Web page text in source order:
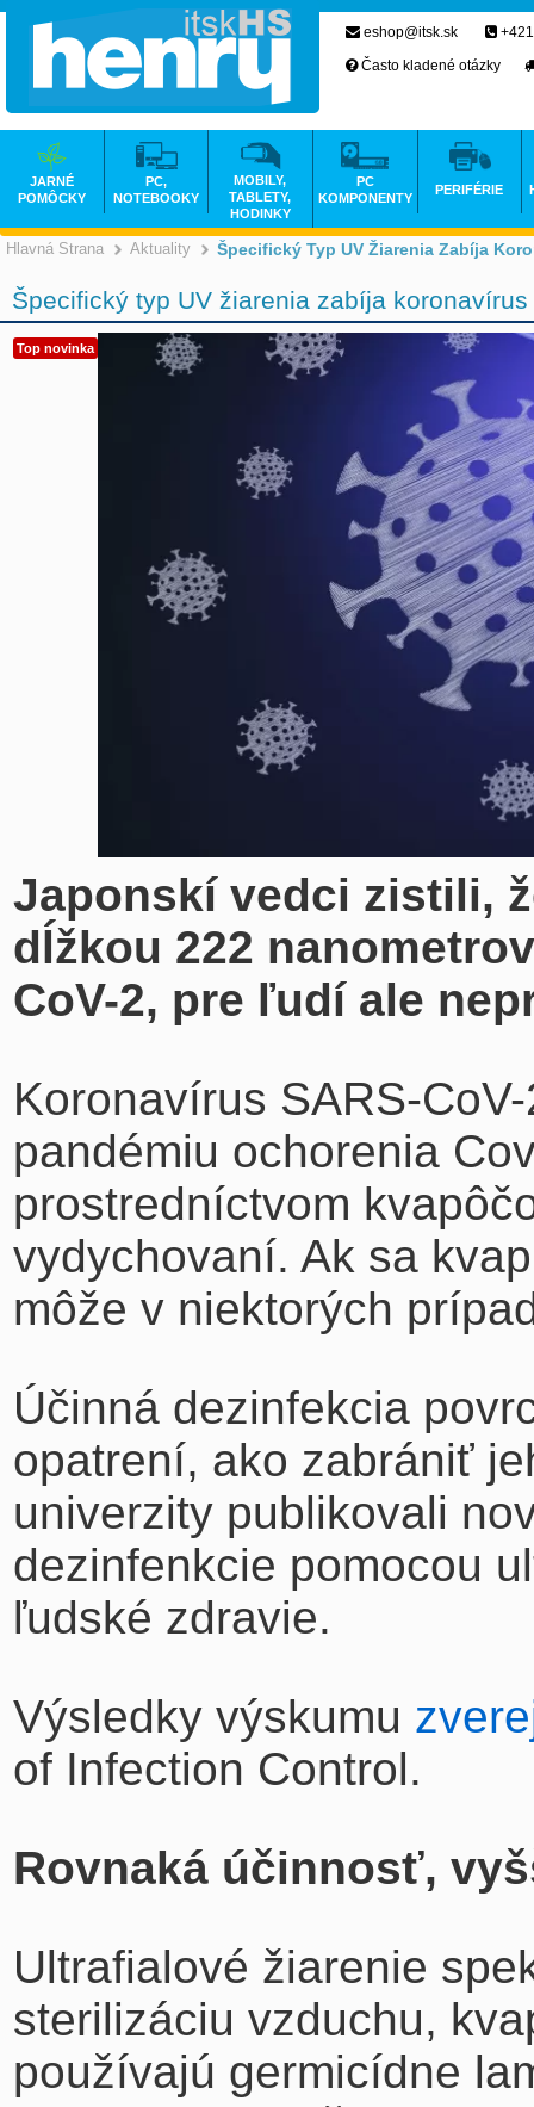
Hlavná Strana Aktuality Špecifický Typ UV Žiarenia Zabíja
Špecifický typ UV žiarenia zabíja
Top novinka
Japonskí vedci zistili,
dĺžkou 222
CoV-2, pre ľudí ale
Koronavírus SARS-
pandémiu ochorenia
prostredníctvom
vydychovaní. Ak sa
môže v niektorých
Účinná dezinfekcia
opatrení, ako zabrániť
univerzity publikovali
dezinfenkcie pomocou
ľudské zdravie.
Výsledky výskumu
of Infection Control.
Rovnaká účinnosť,
Ultrafialové žiarenie
sterilizáciu vzduchu,
používajú germicídne
eshop@itsk.sk
Často kladené otázky
JARNÉ
POMÔCKY
PC,
NOTEBOOKY
MOBILY,
TABLETY,
HODINKY
PC
KOMPONENTY
PERIFÉRIE